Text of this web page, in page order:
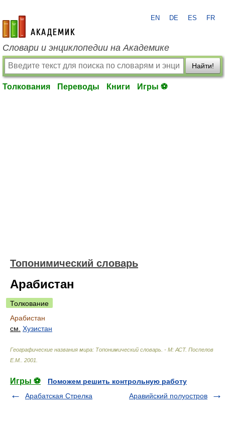
academic.ru
EN DE ES FR
Словари и энциклопедии на Академике
Найти!
Толкования Переводы Книги Игры ⚽
Топонимический словарь
Арабистан
Толкование
Арабистан
см. Хузистан
Географические названия мира: Топонимический словарь. - М: АСТ. Поспелов
Е.М.
2001
Игры ⚽
Поможем решить контрольную работу
Арабатская Стрелка
Аравийский полуостров